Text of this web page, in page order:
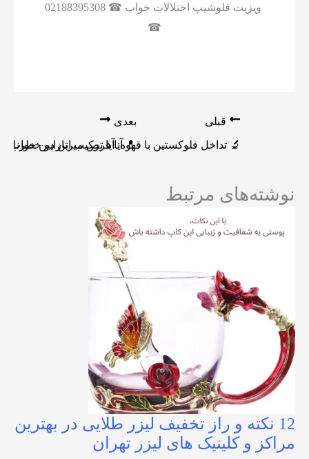
ویزیت فلوشیپ اختلالات خواب ☎ 02188395308
☎
قبلی
🔬 تداخل فلوکستین با قهوه: آیا ترکیب این دو
بعدی
💊 آیا قرص میرتازاپین
نوشته‌های مرتبط
12 نکته و راز تخفیف لیزر طلایی در بهترین
مراکز و کلینیک های لیزر تهران